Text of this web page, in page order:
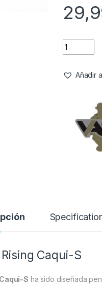
Añadir
Caqui-S
S ha sido diseñada